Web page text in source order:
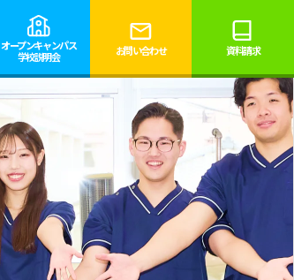
オープンキャンパス
学校説明会
お問い合わせ 資料請求